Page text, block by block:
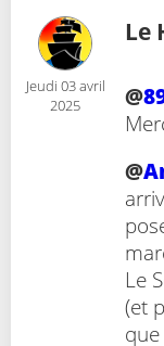
Jeudi 03 avril
2025
Le
@
@
Le
(et